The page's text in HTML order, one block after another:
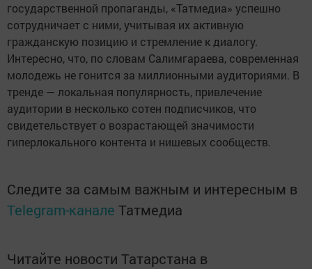
государственной пропаганды, «Татмедиа» успешно
сотрудничает с ними, учитывая их активную
гражданскую позицию и стремление к диалогу.
Интересно, что, по словам Салимгараева, современная
молодежь не гонится за миллионными аудиториями. В
тренде — локальная популярность, привлечение
аудитории в несколько сотен подписчиков, что
свидетельствует о возрастающей значимости
гиперлокального контента и нишевых сообществ.
Следите за самым важным и интересным в
Telegram-канале Татмедиа
Читайте новости Татарстана в